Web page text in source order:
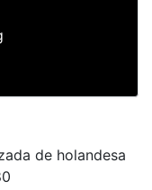
de holandesa